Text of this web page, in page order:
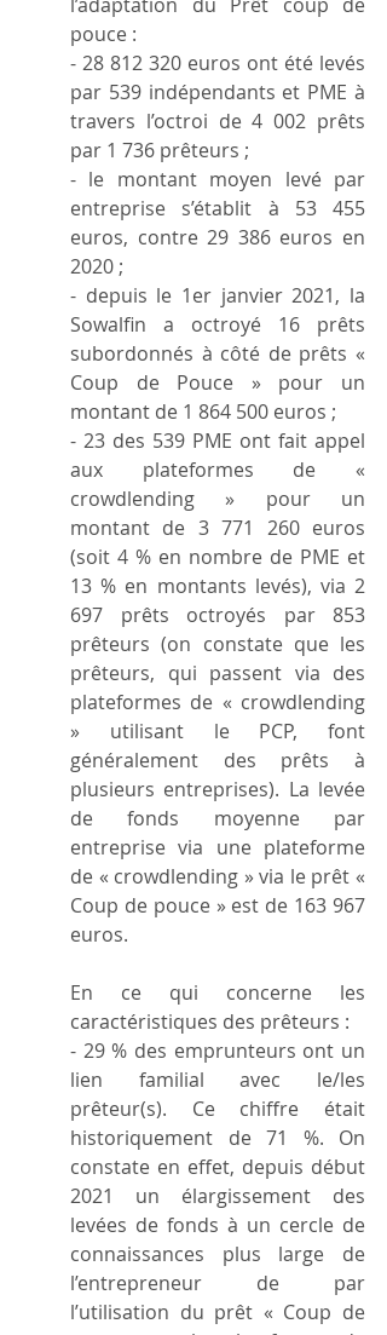
pouce :
- 28 812 320 euros ont été levés
par 539 indépendants et PME à
travers l’octroi de 4 002 prêts
par 1 736 prêteurs ;
- le montant moyen levé par
entreprise s’établit à 53 455
euros, contre 29 386 euros en
2020 ;
- depuis le 1er janvier 2021, la
Sowalfin a octroyé 16 prêts
subordonnés à côté de prêts «
Coup de Pouce » pour un
montant de 1 864 500 euros ;
- 23 des 539 PME ont fait appel
aux plateformes de «
crowdlending » pour un
montant de 3 771 260 euros
(soit 4 % en nombre de PME et
13 % en montants levés), via 2
697 prêts octroyés par 853
prêteurs (on constate que les
prêteurs, qui passent via des
plateformes de « crowdlending
» utilisant le PCP, font
généralement des prêts à
plusieurs entreprises). La levée
de fonds moyenne par
entreprise via une plateforme
de « crowdlending » via le prêt «
Coup de pouce » est de 163 967
euros.
En ce qui concerne les
caractéristiques des prêteurs :
- 29 % des emprunteurs ont un
lien familial avec le/les
prêteur(s). Ce chiffre était
historiquement de 71 %. On
constate en effet, depuis début
2021 un élargissement des
levées de fonds à un cercle de
connaissances plus large de
l’entrepreneur de par
l’utilisation du prêt « Coup de